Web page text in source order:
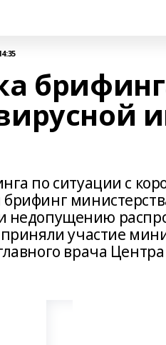
по ситуации с
недопущению
участие
врача